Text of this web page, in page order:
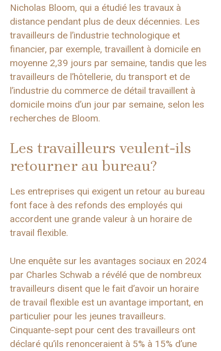
Nicholas Bloom, qui a étudié les travaux à
distance pendant plus de deux décennies. Les
travailleurs de l’industrie technologique et
financier, par exemple, travaillent à domicile en
moyenne 2,39 jours par semaine, tandis que les
travailleurs de l’hôtellerie, du transport et de
l’industrie du commerce de détail travaillent à
domicile moins d’un jour par semaine, selon les
recherches de Bloom.
Les travailleurs veulent-ils
retourner au bureau?
Les entreprises qui exigent un retour au bureau
font face à des refonds des employés qui
accordent une grande valeur à un horaire de
travail flexible.
Une enquête sur les avantages sociaux en 2024
par Charles Schwab a révélé que de nombreux
travailleurs disent que le fait d’avoir un horaire
de travail flexible est un avantage important, en
particulier pour les jeunes travailleurs.
Cinquante-sept pour cent des travailleurs ont
déclaré qu’ils renonceraient à 5% à 15% d’une